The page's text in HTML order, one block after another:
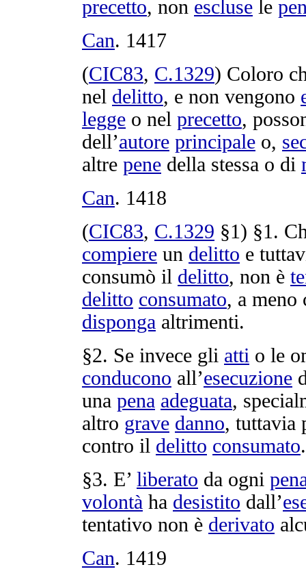
precetto, non escluse le
Can. 1417
(CIC83, C.1329) Coloro
nel delitto, e non vengono
legge o nel precetto,
dell’autore principale o,
altre pene della stessa o di
Can. 1418
(CIC83, C.1329 §1) §1.
compiere un delitto e
consumò il delitto, non è
delitto consumato, a meno
disponga altrimenti.
§2. Se invece gli atti o le
conducono all’esecuzione
una pena adeguata,
altro grave danno, tuttavia
contro il delitto consumato.
§3. E’ liberato da ogni
volontà ha desistito dall’
tentativo non è derivato
Can. 1419